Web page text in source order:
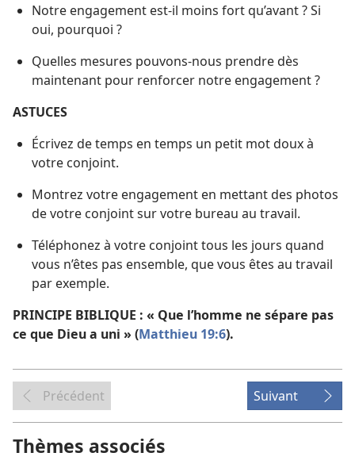
Notre engagement est-​il moins fort qu’avant ? Si
oui, pourquoi ?
Quelles mesures pouvons-​nous prendre dès
maintenant pour renforcer notre engagement ?
ASTUCES
Écrivez de temps en temps un petit mot doux à
votre conjoint.
Montrez votre engagement en mettant des photos
de votre conjoint sur votre bureau au travail.
Téléphonez à votre conjoint tous les jours quand
vous n’êtes pas ensemble, que vous êtes au travail
par exemple.
PRINCIPE BIBLIQUE : « Que l’homme ne sépare pas
ce que Dieu a uni » (Matthieu 19:6).
Précédent Suivant
Thèmes associés